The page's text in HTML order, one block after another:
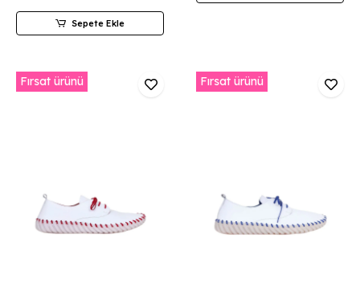
Sepete Ekle
Fırsat ürünü Fırsat ürünü